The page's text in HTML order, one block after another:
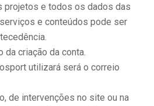
projetos e todos os dados das
e conteúdos pode ser
da criação da conta.
utilizará será o correio
de intervenções no site ou na